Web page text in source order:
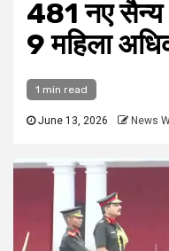
481 नए सैन्य
9 महिला
1 min read
June 13, 2026 News